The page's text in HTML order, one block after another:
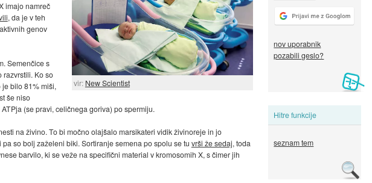
nov uporabnik
pozabili geslo?
Hitre funkcije
seznam tem
vir: New Scientist
imajo namreč
, da je v teh
genov
Semenčice s
razvrstili. Ko so
bilo 81% miši,
še niso
(se pravi, celičnega goriva) po spermiju.
na živino. To bi močno olajšalo marsikateri vidik živinoreje in jo
so bolj zaželeni biki. Sortiranje semena po spolu se tu vrši že sedaj, toda
barvilo, ki se veže na specifični material v kromosomih X, s čimer jih